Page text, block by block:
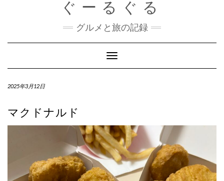
ぐーるぐる
グルメと旅の記録
Toggle
Navigation
2025年3月12日
マクドナルド